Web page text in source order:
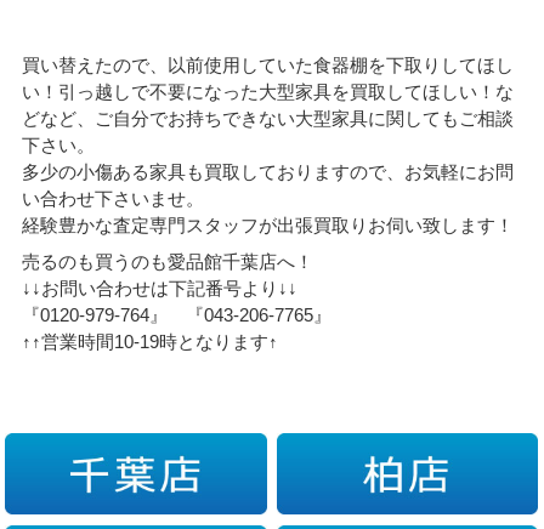
買い替えたので、以前使用していた食器棚を下取りしてほし
い！引っ越しで不要になった大型家具を買取してほしい！な
どなど、ご自分でお持ちできない大型家具に関してもご相談
下さい。
多少の小傷ある家具も買取しておりますので、お気軽にお問
い合わせ下さいませ。
経験豊かな査定専門スタッフが出張買取りお伺い致します！
売るのも買うのも愛品館千葉店へ！
↓↓お問い合わせは下記番号より↓↓
『0120-979-764』 『043-206-7765』
↑↑営業時間10-19時となります↑